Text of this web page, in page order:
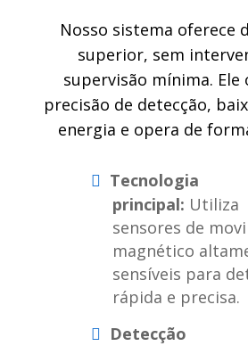
Nosso sistema oferece
superior, sem
supervisão mínima. Ele
precisão de detecção,
energia e opera de
Tecnologia
principal: Utiliza
sensores de
magnético
sensíveis para
rápida e precisa.
Detecção